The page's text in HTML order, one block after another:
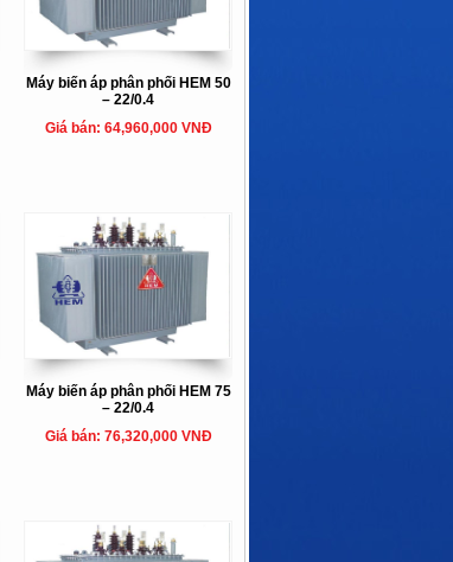
Máy biến áp phân phối HEM 50
– 22/0.4
Giá bán: 64,960,000 VNĐ
Máy biến áp phân phối HEM 75
– 22/0.4
Giá bán: 76,320,000 VNĐ